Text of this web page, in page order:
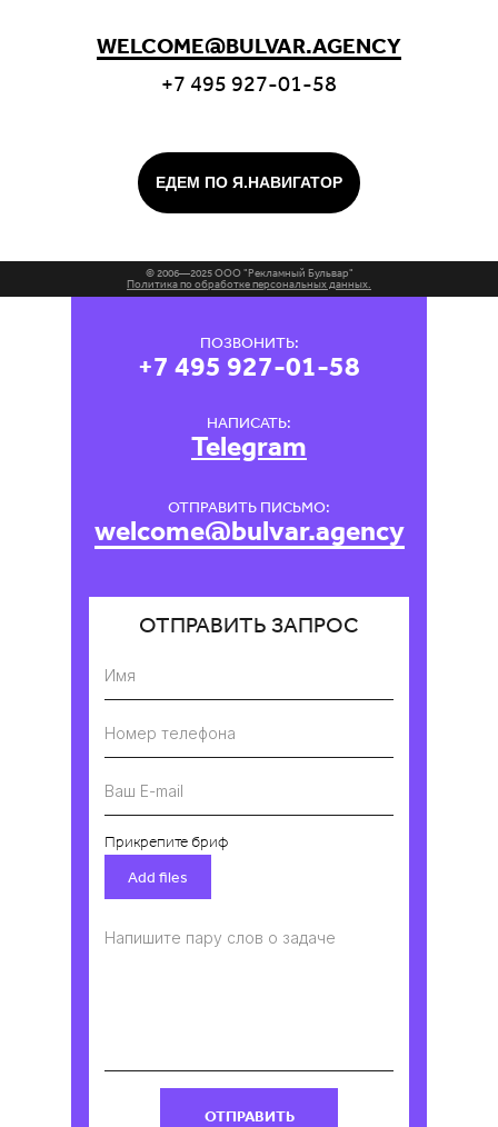
© 2006—2025 ООО "Рекламный Бульвар"
Политика по обработке персональных данных.
WELCOME@BULVAR.AGENCY
+7 495 927-01-58
ЕДЕМ ПО Я.НАВИГАТОР
Имя
Номер телефона
Ваш E-mail
Прикрепите бриф
Add files
Напишите пару слов о задаче
ОТПРАВИТЬ
ПОЗВОНИТЬ:
+7 495 927-01-58
ОТПРАВИТЬ ПИСЬМО:
welcome@bulvar.agency
ОТПРАВИТЬ ЗАПРОС
НАПИСАТЬ:
Telegram